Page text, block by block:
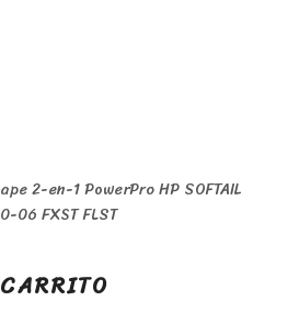
CARRITO